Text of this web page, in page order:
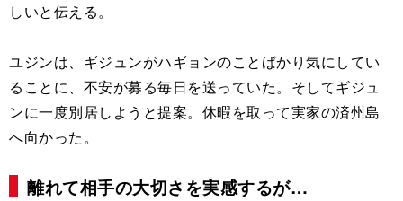
しいと伝える。
ユジンは、ギジュンがハギョンのことばかり気にしてい
ることに、不安が募る毎日を送っていた。そしてギジュ
ンに一度別居しようと提案。休暇を取って実家の済州島
へ向かった。
離れて相手の大切さを実感するが…